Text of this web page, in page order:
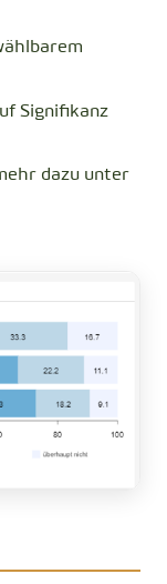
Signifikanz
dazu unter